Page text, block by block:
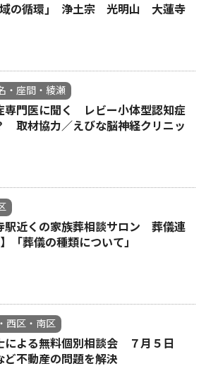
域の循環｣ 浄土宗 光明山 大蓮寺
・座間・綾瀬
専門医に聞く レビー小体型認知症
取材協力／えびな脳神経クリニッ
駅近くの家族葬相談サロン 葬儀連
「葬儀の種類について」
西区・南区
による無料個別相談会 ７月５日
ど不動産の問題を解決